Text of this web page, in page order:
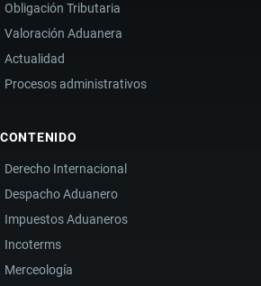
Obligación Tributaria
Valoración Aduanera
Actualidad
Procesos administrativos
CONTENIDO
Derecho Internacional
Despacho Aduanero
Impuestos Aduaneros
Incoterms
Merceología